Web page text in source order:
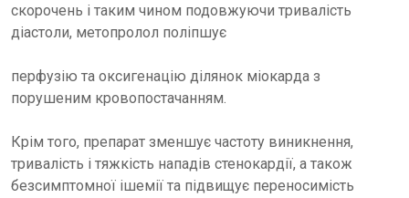
скорочень і таким чином подовжуючи тривалість
діастоли, метопролол поліпшує
перфузію та оксигенацію ділянок міокарда з
порушеним кровопостачанням.
Крім того, препарат зменшує частоту виникнення,
тривалість і тяжкість нападів стенокардії, а також
безсимптомної ішемії та підвищує переносимість